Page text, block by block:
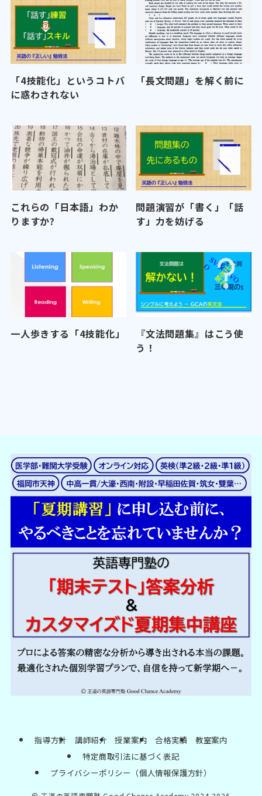
「4技能化」というコトバ
に惑わされない
「長文問題」を解く前に
これらの「日本語」わか
りますか?
問題演習が「書く」「話
す」力を妨げる
一人歩きする「4技能化」
『文法問題集』はこう使
う！
指導方針 講師紹介 授業案内 合格実績
教室案内
特定商取引法に基づく表記
プライバシーポリシー（個人情報保護方針）